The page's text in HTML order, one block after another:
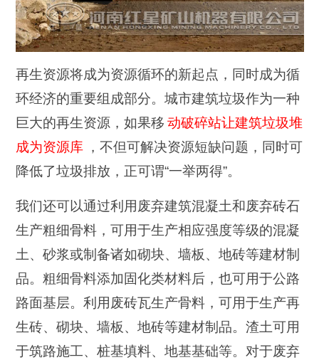
再生资源将成为资源循环的新起点，同时成为循
环经济的重要组成部分。城市建筑垃圾作为一种
巨大的再生资源，如果移 动破碎站让建筑垃圾堆
成为资源库 ，不但可解决资源短缺问题，同时可
降低了垃圾排放，正可谓“一举两得”。
我们还可以通过利用废弃建筑混凝土和废弃砖石
生产粗细骨料，可用于生产相应强度等级的混凝
土、砂浆或制备诸如砌块、墙板、地砖等建材制
品。粗细骨料添加固化类材料后，也可用于公路
路面基层。利用废砖瓦生产骨料，可用于生产再
生砖、砌块、墙板、地砖等建材制品。渣土可用
于筑路施工、桩基填料、地基基础等。对于废弃